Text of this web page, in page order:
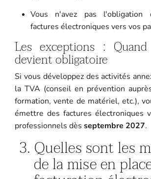
Vous n'avez pas l'obligation
factures électroniques vers vos
Les exceptions :
devient obligatoire
Si vous développez des activités
la TVA (conseil en prévention
formation, vente de matériel, etc.),
émettre des factures électroniques
professionnels dès septembre 2027.
3. Quelles sont les
de la mise en